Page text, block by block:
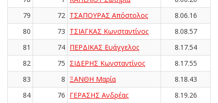
79
72 ΤΣΑΠΟΥΡΑΣ Απόστολος
8.06.16
80
73 ΤΣΙΑΓΚΑΣ Κωνσταντίνος
8.08.57
81
74 ΠΕΡΔΙΚΑΣ Ευάγγελος
8.17.54
82
75 ΣΙΔΕΡΗΣ Κωνσταντίνος
8.17.55
83
8 ΞΑΝΘΗ Μαρία
8.18.43
84
76 ΓΕΡΑΣΗΣ Ανδρέας
8.19.26